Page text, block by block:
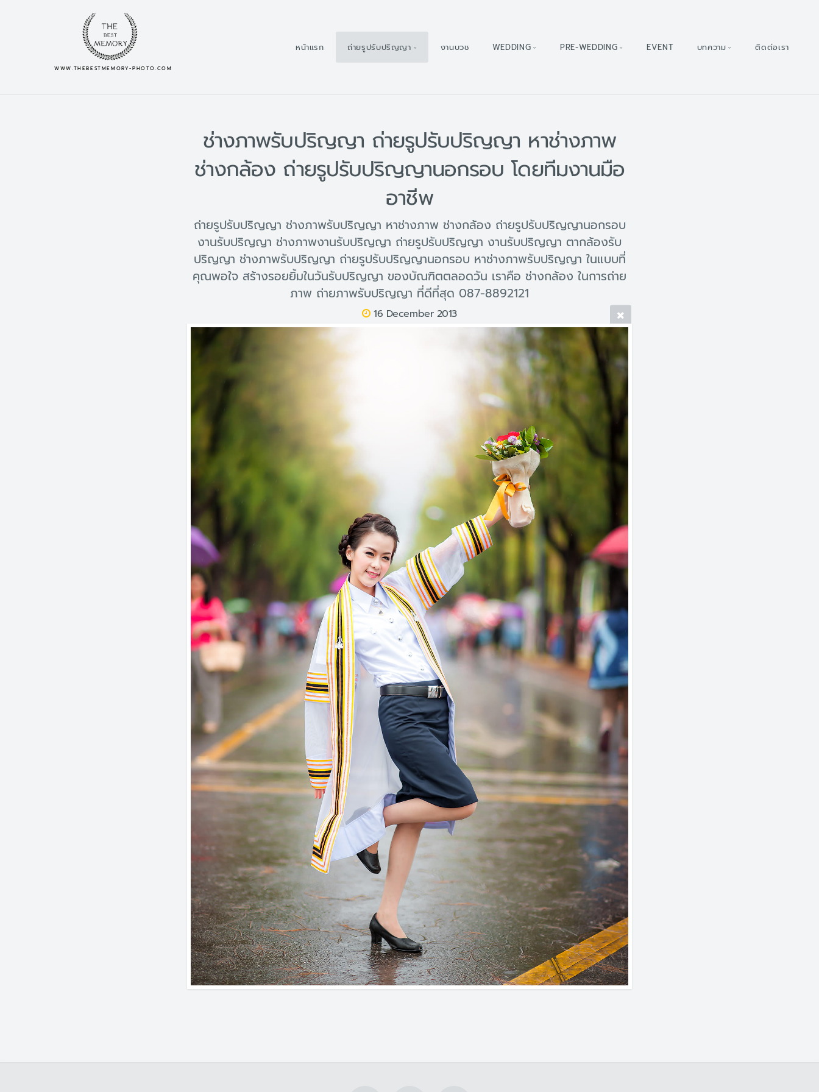
WWW.THEBESTMEMORY-PHOTO.COM
หน้าแรก ถ่ายรูปรับปริญญา งานบวช WEDDING PRE-WEDDING EVENT บทความ ติดต่อเรา
ช่างภาพรับปริญญา ถ่ายรูปรับปริญญา หาช่างภาพ
ช่างกล้อง ถ่ายรูปรับปริญญานอกรอบ โดยทีมงานมือ
อาชีพ
ถ่ายรูปรับปริญญา ช่างภาพรับปริญญา หาช่างภาพ ช่างกล้อง ถ่ายรูปรับปริญญานอกรอบ
งานรับปริญญา ช่างภาพงานรับปริญญา ถ่ายรูปรับปริญญา งานรับปริญญา ตากล้องรับ
ปริญญา ช่างภาพรับปริญญา ถ่ายรูปรับปริญญานอกรอบ หาช่างภาพรับปริญญา ในแบบที่
คุณพอใจ สร้างรอยยิ้มในวันรับปริญญา ของบัณฑิตตลอดวัน เราคือ ช่างกล้อง ในการถ่าย
ภาพ ถ่ายภาพรับปริญญา ที่ดีที่สุด 087-8892121
16 December 2013